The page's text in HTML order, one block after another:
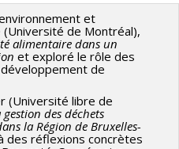
biologique dans la
solu-ons fondées sur la
pluviales dans
clés : bioréten/on,
urbaine, implica/on
interdisciplinarité,
et
de Montréal),
alimentaire dans un
et exploré le rôle des
de
(Université libre de
gestion des déchets
la Région de Bruxelles-
des réflexions concrètes